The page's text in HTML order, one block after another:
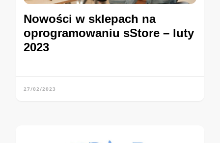
Nowości w sklepach na
oprogramowaniu sStore – luty
2023
27/02/2023